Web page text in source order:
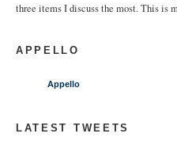
three items I discuss the most. This is
APPELLO
Appello
LATEST TWEETS